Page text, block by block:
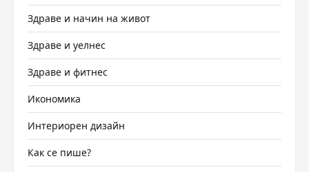
Здраве и начин на живот
Здраве и уелнес
Здраве и фитнес
Икономика
Интериорен дизайн
Как се пише?